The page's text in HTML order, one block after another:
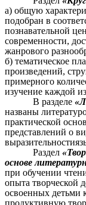
а) общую
подобран в
познавательной
современности,
жанрового
б) тематическое
произведений,
примерного
изучение каждой
В разделе
названы
практической
представлений о
Раздел
основе
при обучении
опыта творческой
освоенных детьми